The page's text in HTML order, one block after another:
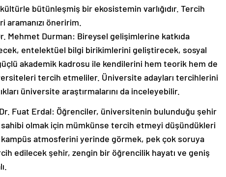
bütünleşmiş bir ekosistemin varlığıdır. Tercih
öneririm.
Mehmet Durman: Bireysel gelişimlerine katkıda
entelektüel bilgi birikimlerini geliştirecek, sosyal
akademik kadrosu ile kendilerini hem teorik hem de
tercih etmeliler. Üniversite adayları tercihlerini
üniversite araştırmalarını da inceleyebilir.
Fuat Erdal: Öğrenciler, üniversitenin bulunduğu şehir
sahibi olmak için mümkünse tercih etmeyi düşündükleri
atmosferini yerinde görmek, pek çok soruya
edilecek şehir, zengin bir öğrencilik hayatı ve geniş